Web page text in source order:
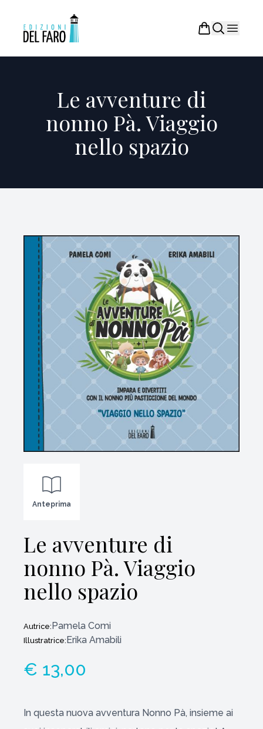
Le avventure di
nonno Pà. Viaggio
nello spazio
Anteprima
Le avventure di
nonno Pà. Viaggio
nello spazio
Autrice:Pamela Comi
Illustratrice:Erika Amabili
€ 13,00
In questa nuova avventura Nonno Pà, insieme ai